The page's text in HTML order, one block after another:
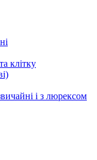
клітку
і з люрексом